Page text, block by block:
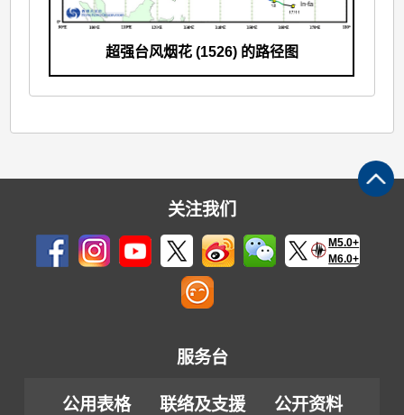
超强台风烟花 (1526) 的路径图
关注我们
M5.0+
M6.0+
服务台
公用表格 联络及支援
公开资料